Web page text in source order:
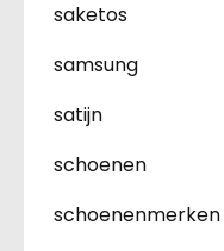
saketos
samsung
satijn
schoenen
schoenenmerken